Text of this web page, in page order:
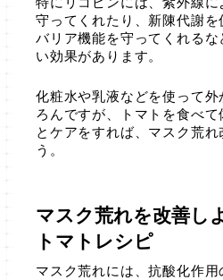
守ってくれたり、新陳代謝
バリア機能を守ってくれる
い効果があります。
化粧水や乳液などを使って
ろんですが、トマトを食べ
とケアをすれば、マスク荒れ
う。
マスク荒れを改善し
トマトレシピ
マスク荒れには、抗酸化作